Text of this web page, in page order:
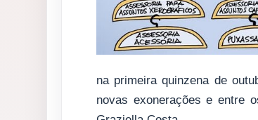
na primeira quinzena de
novas exonerações e entre